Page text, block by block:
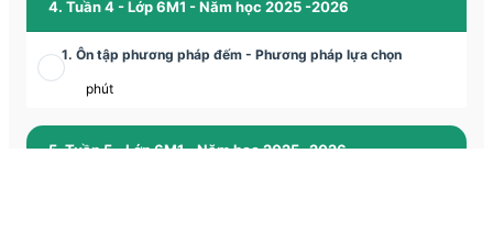
4. Tuần 4 - Lớp 6M1 - Năm học 2025 -2026
1. Ôn tập phương pháp đếm - Phương pháp lựa chọn
phút
5. Tuần 5 - Lớp 6M1 - Năm học 2025 -2026